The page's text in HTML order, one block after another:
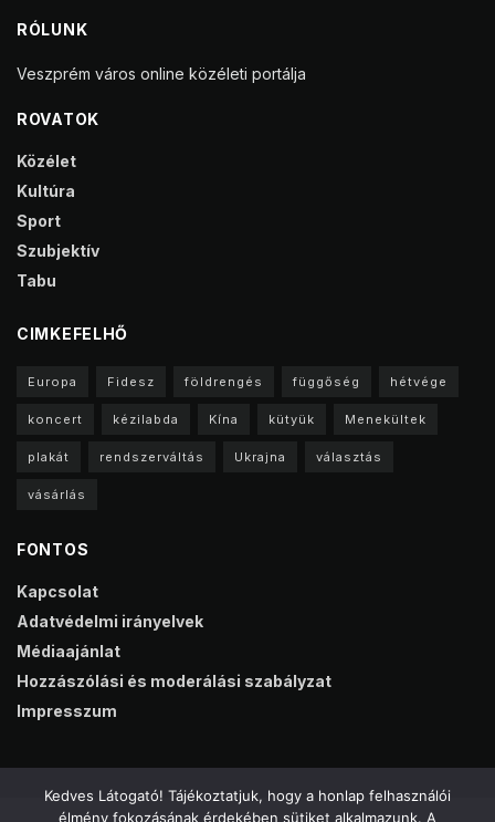
RÓLUNK
Veszprém város online közéleti portálja
ROVATOK
Közélet
Kultúra
Sport
Szubjektív
Tabu
CIMKEFELHŐ
Europa Fidesz földrengés függőség hétvége
koncert kézilabda Kína kütyük Menekültek
plakát rendszerváltás Ukrajna választás
vásárlás
FONTOS
Kapcsolat
Adatvédelmi irányelvek
Médiaajánlat
Hozzászólási és moderálási szabályzat
Impresszum
Kedves Látogató! Tájékoztatjuk, hogy a honlap felhasználói
élmény fokozásának érdekében sütiket alkalmazunk. A